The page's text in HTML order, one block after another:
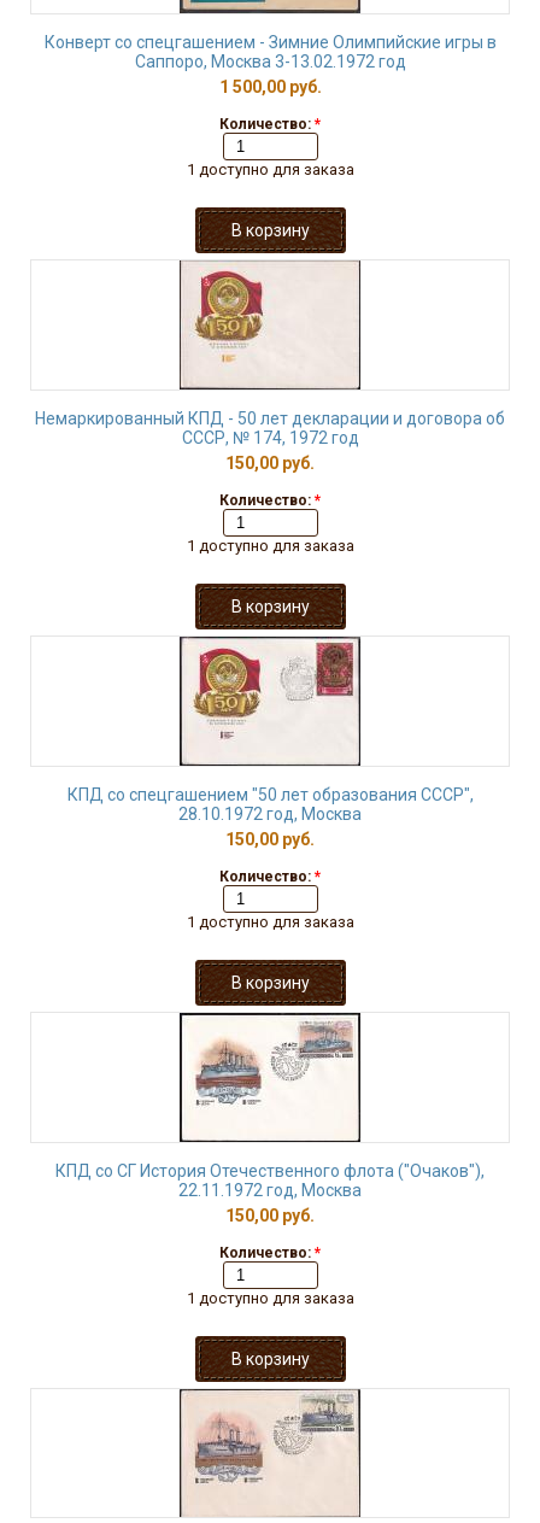
Конверт со спецгашением - Зимние Олимпийские игры в
Саппоро, Москва 3-13.02.1972 год
1 500,00 руб.
Количество: *
1 доступно для заказа
Немаркированный КПД - 50 лет декларации и договора об
СССР, № 174, 1972 год
150,00 руб.
Количество: *
1 доступно для заказа
КПД со спецгашением "50 лет образования СССР",
28.10.1972 год, Москва
150,00 руб.
Количество: *
1 доступно для заказа
КПД со СГ История Отечественного флота ("Очаков"),
22.11.1972 год, Москва
150,00 руб.
Количество: *
1 доступно для заказа